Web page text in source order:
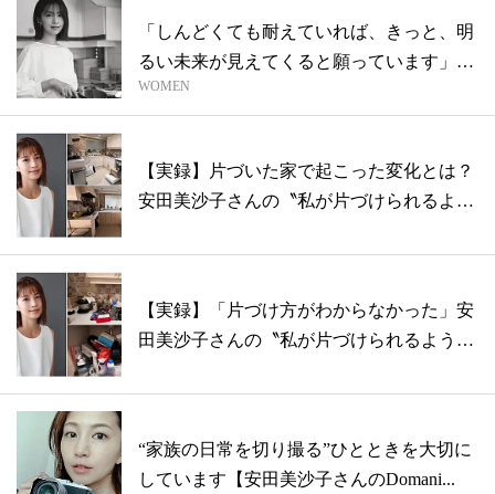
「しんどくても耐えていれば、きっと、明
るい未来が見えてくると願っています」安
田美...
WOMEN
【実録】片づいた家で起こった変化とは？
安田美沙子さんの〝私が片づけられるよう
【実録】「片づけ方がわからなかった」安
田美沙子さんの〝私が片づけられるように
“家族の日常を切り撮る”ひとときを大切に
しています【安田美沙子さんのDomani...